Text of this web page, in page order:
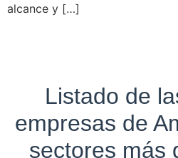
alcance y […]
Listado de
empresas de
sectores más